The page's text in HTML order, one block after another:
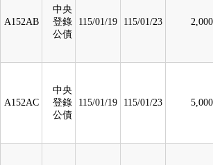
A152AB
中央
登錄
公債
115/01/19 115/01/23 2,000
A152AC
中央
登錄
公債
115/01/19 115/01/23 5,000